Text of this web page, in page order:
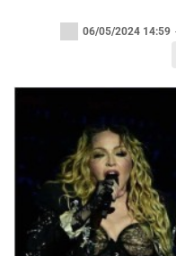
06/05/2024 14:59